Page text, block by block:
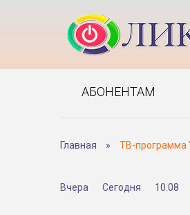
АБОНЕНТАМ
Главная » ТВ-программа
Вчера Сегодня 10.08